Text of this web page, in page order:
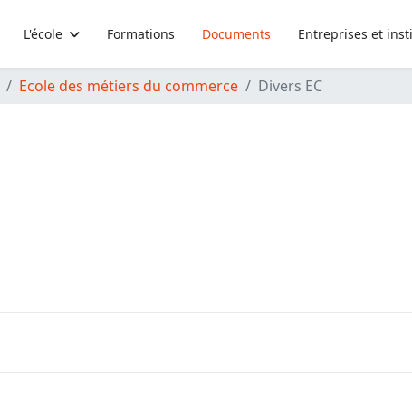
L'école Formations Documents Entreprises et
Ecole des métiers du commerce Divers EC